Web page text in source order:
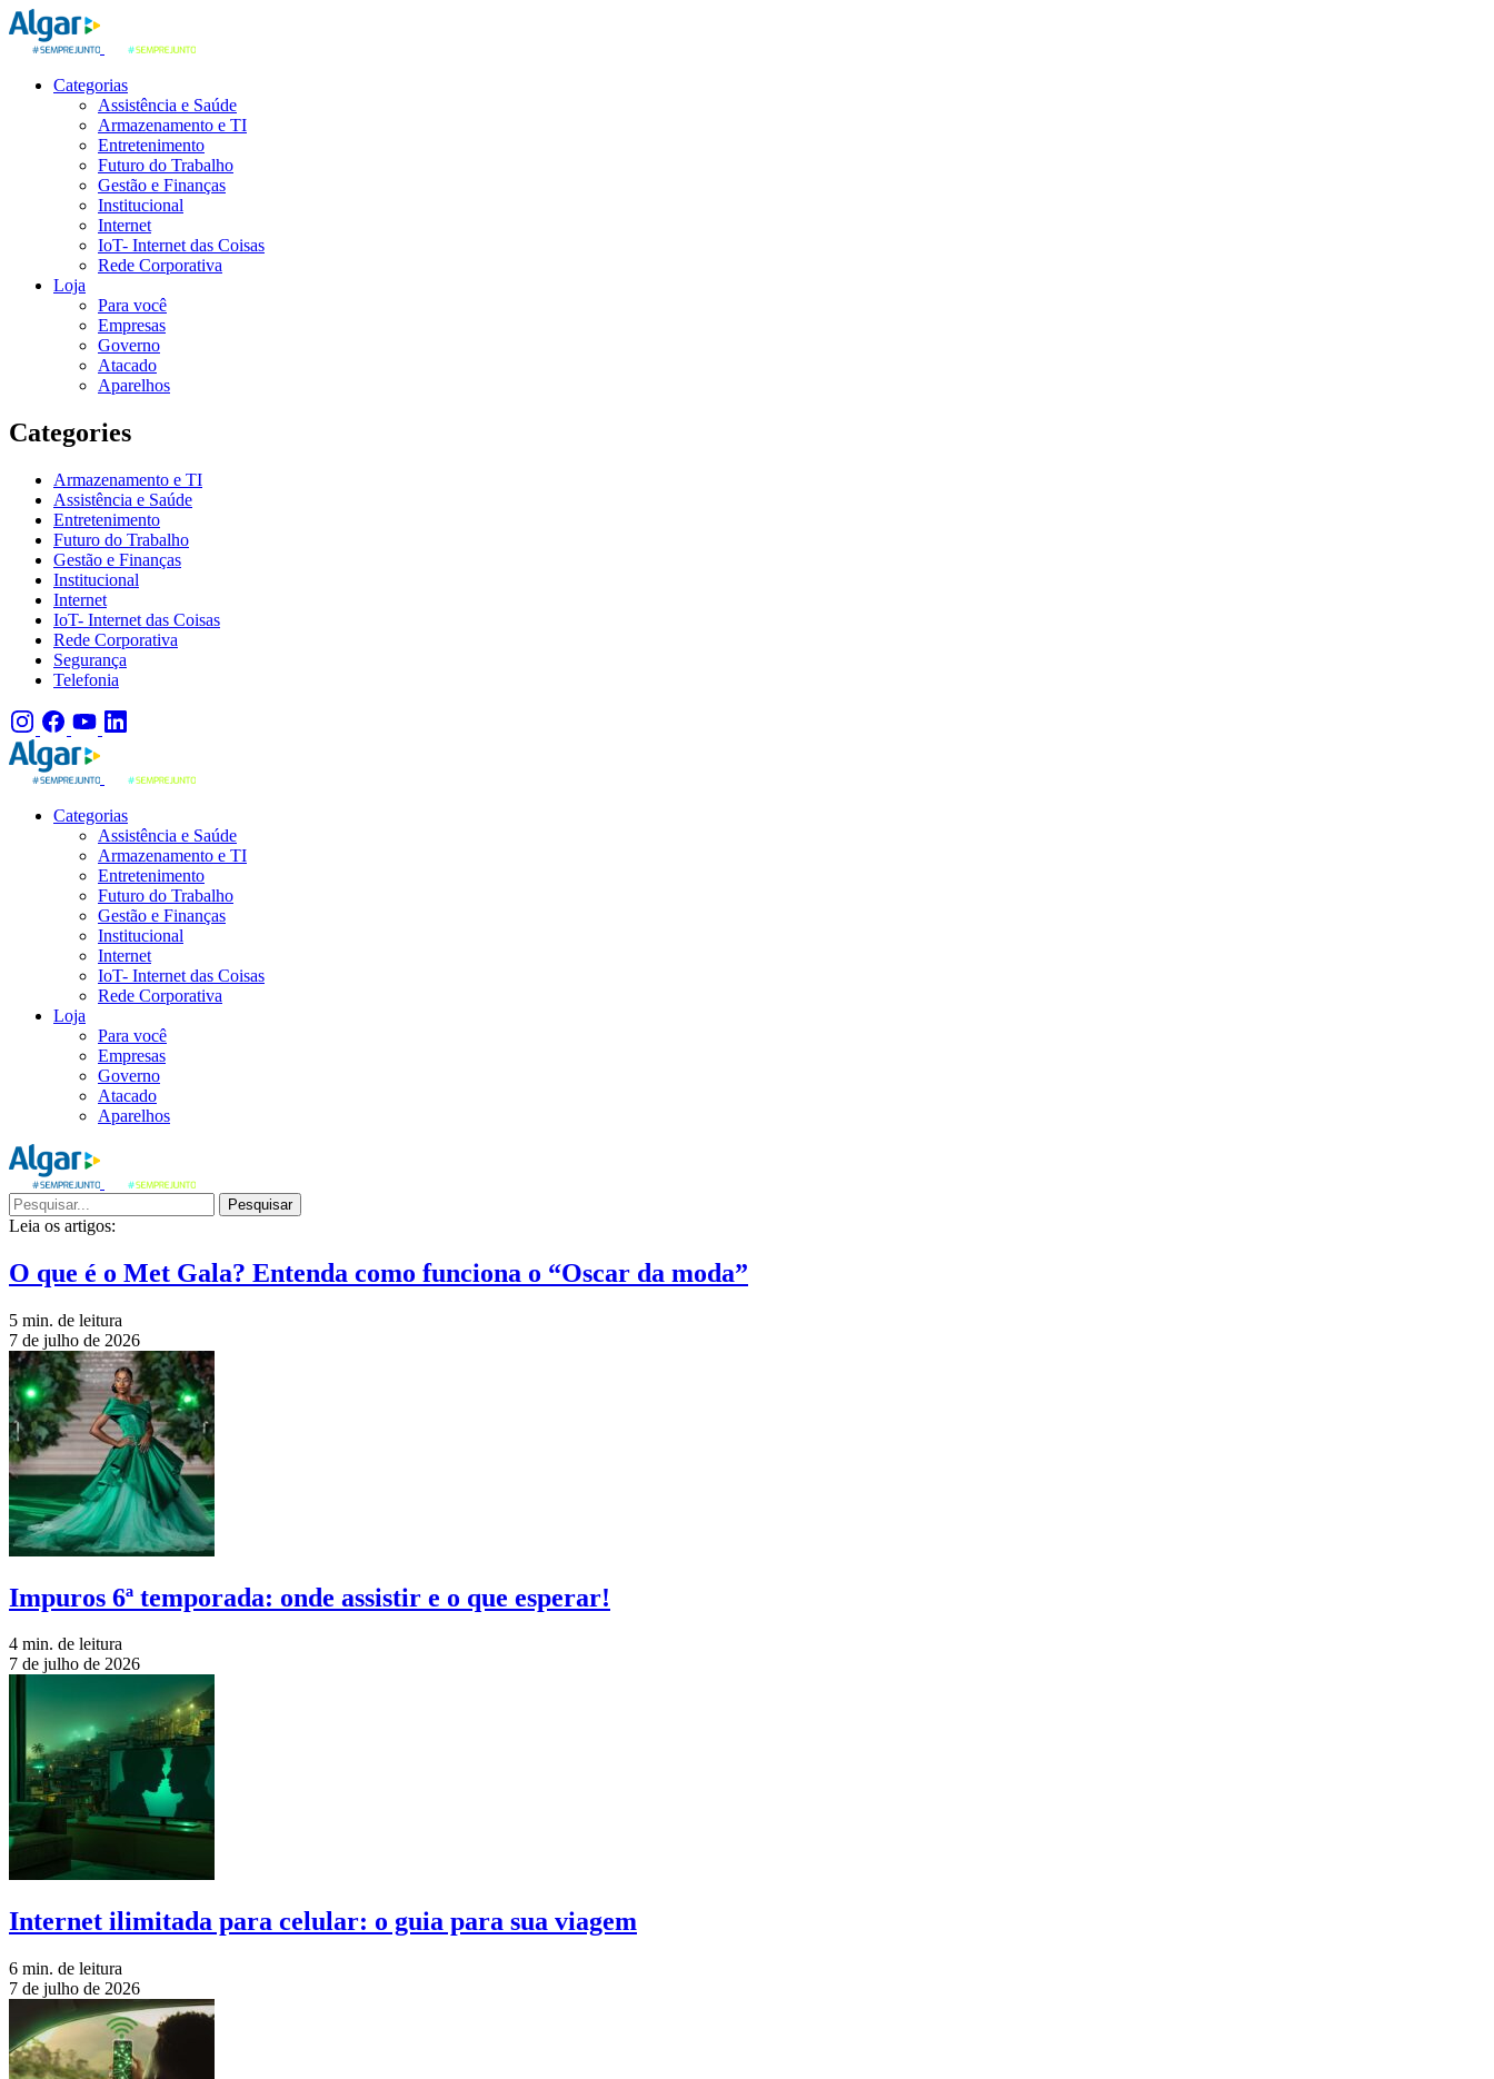
Categorias
Assistência e Saúde
Armazenamento e TI
Entretenimento
Futuro do Trabalho
Gestão e Finanças
Institucional
Internet
IoT- Internet das Coisas
Rede Corporativa
Loja
Para você
Empresas
Governo
Atacado
Aparelhos
Categories
Armazenamento e TI
Assistência e Saúde
Entretenimento
Futuro do Trabalho
Gestão e Finanças
Institucional
Internet
IoT- Internet das Coisas
Rede Corporativa
Segurança
Telefonia
Categorias
Assistência e Saúde
Armazenamento e TI
Entretenimento
Futuro do Trabalho
Gestão e Finanças
Institucional
Internet
IoT- Internet das Coisas
Rede Corporativa
Loja
Para você
Empresas
Governo
Atacado
Aparelhos
Pesquisar
Leia os artigos:
O que é o Met Gala? Entenda como funciona o “Oscar da moda”
5 min. de leitura
7 de julho de 2026
Impuros 6ª temporada: onde assistir e o que esperar!
4 min. de leitura
7 de julho de 2026
Internet ilimitada para celular: o guia para sua viagem
6 min. de leitura
7 de julho de 2026